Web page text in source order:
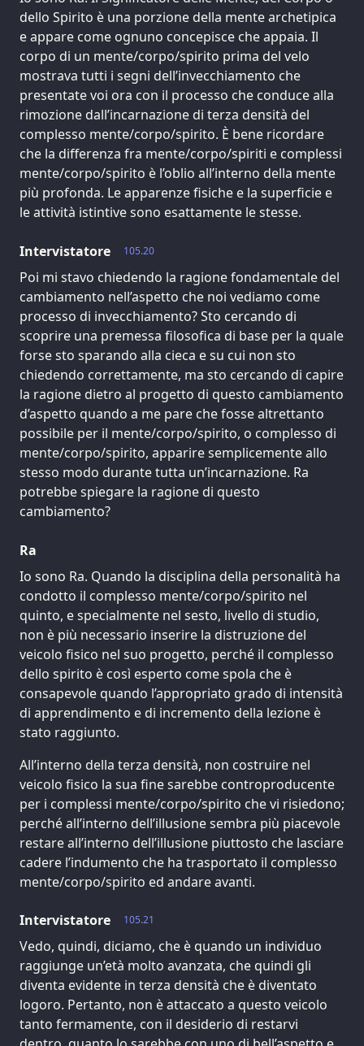
dello Spirito è una porzione della mente archetipica
e appare come ognuno concepisce che appaia. Il
corpo di un mente/corpo/spirito prima del velo
mostrava tutti i segni dell’invecchiamento che
presentate voi ora con il processo che conduce alla
rimozione dall’incarnazione di terza densità del
complesso mente/corpo/spirito. È bene ricordare
che la differenza fra mente/corpo/spiriti e complessi
mente/corpo/spirito è l’oblio all’interno della mente
più profonda. Le apparenze fisiche e la superficie e
le attività istintive sono esattamente le stesse.
105.20
Intervistatore
Poi mi stavo chiedendo la ragione fondamentale del
cambiamento nell’aspetto che noi vediamo come
processo di invecchiamento? Sto cercando di
scoprire una premessa filosofica di base per la quale
forse sto sparando alla cieca e su cui non sto
chiedendo correttamente, ma sto cercando di capire
la ragione dietro al progetto di questo cambiamento
d’aspetto quando a me pare che fosse altrettanto
possibile per il mente/corpo/spirito, o complesso di
mente/corpo/spirito, apparire semplicemente allo
stesso modo durante tutta un’incarnazione. Ra
potrebbe spiegare la ragione di questo
cambiamento?
Ra
Io sono Ra. Quando la disciplina della personalità ha
condotto il complesso mente/corpo/spirito nel
quinto, e specialmente nel sesto, livello di studio,
non è più necessario inserire la distruzione del
veicolo fisico nel suo progetto, perché il complesso
dello spirito è così esperto come spola che è
consapevole quando l’appropriato grado di intensità
di apprendimento e di incremento della lezione è
stato raggiunto.
All’interno della terza densità, non costruire nel
veicolo fisico la sua fine sarebbe controproducente
per i complessi mente/corpo/spirito che vi risiedono;
perché all’interno dell’illusione sembra più piacevole
restare all’interno dell’illusione piuttosto che lasciare
cadere l’indumento che ha trasportato il complesso
mente/corpo/spirito ed andare avanti.
105.21
Intervistatore
Vedo, quindi, diciamo, che è quando un individuo
raggiunge un’età molto avanzata, che quindi gli
diventa evidente in terza densità che è diventato
logoro. Pertanto, non è attaccato a questo veicolo
tanto fermamente, con il desiderio di restarvi